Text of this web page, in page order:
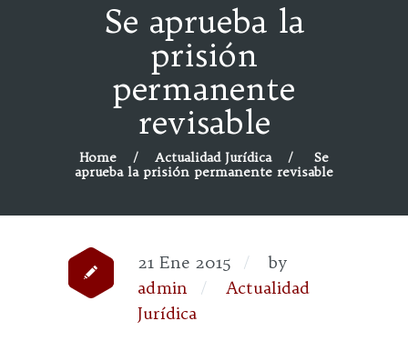
Se aprueba la
prisión
permanente
revisable
Home Actualidad Jurídica
Se
aprueba la prisión permanente revisable
21 Ene 2015
by
admin
Actualidad
Jurídica